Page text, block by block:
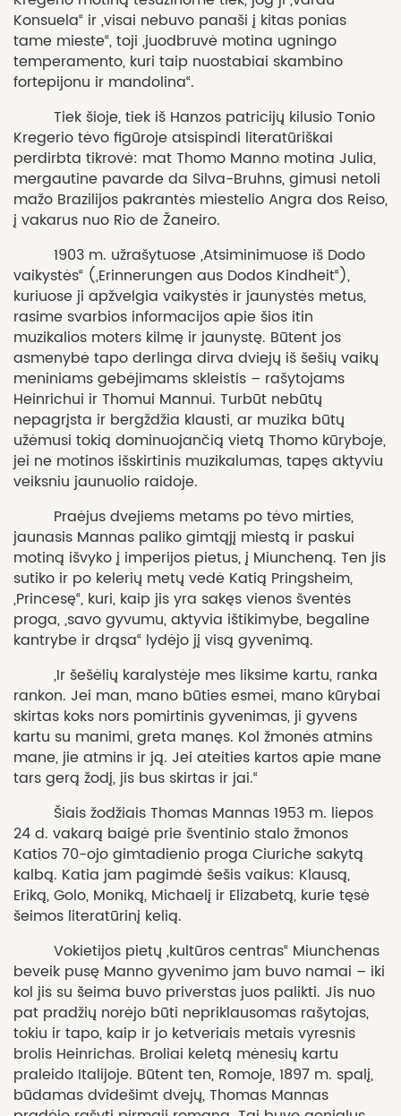
Konsuela“ ir „visai nebuvo panaši į kitas ponias
tame mieste“, toji „juodbruvė motina ugningo
temperamento, kuri taip nuostabiai skambino
fortepijonu ir mandolina“.
Tiek šioje, tiek iš Hanzos patricijų kilusio Tonio
Kregerio tėvo figūroje atsispindi literatūriškai
perdirbta tikrovė: mat Thomo Manno motina Julia,
mergautine pavarde da Silva-Bruhns, gimusi netoli
mažo Brazilijos pakrantės miestelio Angra dos Reiso,
į vakarus nuo Rio de Žaneiro.
1903 m. užrašytuose „Atsiminimuose iš Dodo
vaikystės“ („Erinnerungen aus Dodos Kindheit“),
kuriuose ji apžvelgia vaikystės ir jaunystės metus,
rasime svarbios informacijos apie šios itin
muzikalios moters kilmę ir jaunystę. Būtent jos
asmenybė tapo derlinga dirva dviejų iš šešių vaikų
meniniams gebėjimams skleistis – rašytojams
Heinrichui ir Thomui Mannui. Turbūt nebūtų
nepagrįsta ir bergždžia klausti, ar muzika būtų
užėmusi tokią dominuojančią vietą Thomo kūryboje,
jei ne motinos išskirtinis muzikalumas, tapęs aktyviu
veiksniu jaunuolio raidoje.
Praėjus dvejiems metams po tėvo mirties,
jaunasis Mannas paliko gimtąjį miestą ir paskui
motiną išvyko į imperijos pietus, į Miuncheną. Ten jis
sutiko ir po kelerių metų vedė Katią Pringsheim,
„Princesę“, kuri, kaip jis yra sakęs vienos šventės
proga, „savo gyvumu, aktyvia ištikimybe, begaline
kantrybe ir drąsa“ lydėjo jį visą gyvenimą.
„Ir šešėlių karalystėje mes liksime kartu, ranka
rankon. Jei man, mano būties esmei, mano kūrybai
skirtas koks nors pomirtinis gyvenimas, ji gyvens
kartu su manimi, greta manęs. Kol žmonės atmins
mane, jie atmins ir ją. Jei ateities kartos apie mane
tars gerą žodį, jis bus skirtas ir jai.“
Šiais žodžiais Thomas Mannas 1953 m. liepos
24 d. vakarą baigė prie šventinio stalo žmonos
Katios 70-ojo gimtadienio proga Ciuriche sakytą
kalbą. Katia jam pagimdė šešis vaikus: Klausą,
Eriką, Golo, Moniką, Michaelį ir Elizabetą, kurie tęsė
šeimos literatūrinį kelią.
Vokietijos pietų „kultūros centras“ Miunchenas
beveik pusę Manno gyvenimo jam buvo namai – iki
kol jis su šeima buvo priverstas juos palikti. Jis nuo
pat pradžių norėjo būti nepriklausomas rašytojas,
tokiu ir tapo, kaip ir jo ketveriais metais vyresnis
brolis Heinrichas. Broliai keletą mėnesių kartu
praleido Italijoje. Būtent ten, Romoje, 1897 m. spalį,
būdamas dvidešimt dvejų, Thomas Mannas